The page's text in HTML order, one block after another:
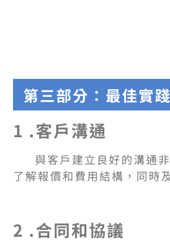
第三部分：最佳實踐
1 .客戶溝通
與客戶建立良好的溝通
了解報價和費用結構，同時
2 .合同和協議